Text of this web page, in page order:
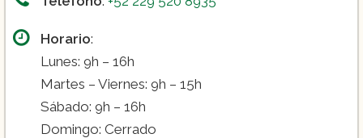
Horario:
Lunes: 9h – 16h
Martes – Viernes: 9h – 15h
Sábado: 9h – 16h
Domingo: Cerrado